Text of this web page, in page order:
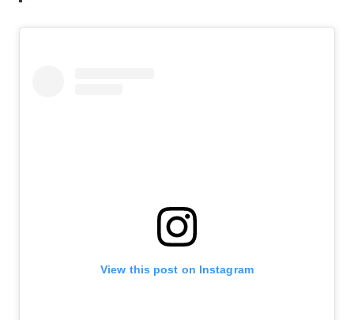
View this post on Instagram